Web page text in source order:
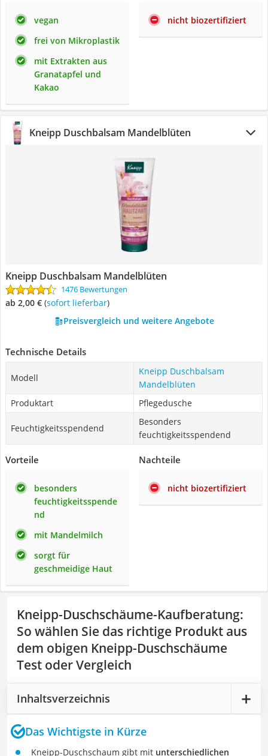
vegan
frei von Mikroplastik
mit Extrakten aus
Granatapfel und
Kakao
nicht biozertifiziert
Kneipp Duschbalsam Mandelblüten
Kneipp Duschbalsam Mandelblüten
1476 Bewertungen
ab 2,00 € ( Sofort lieferbar)
Preisvergleich und weitere Angebote
Technische Details
Modell
Kneipp Duschbalsam
Mandelblüten
Produktart
Pflegedusche
Feuchtigkeitsspendend
Besonders
feuchtigkeitsspendend
Vorteile
besonders
feuchtigkeitsspende
nd
mit Mandelmilch
sorgt für
geschmeidige Haut
Nachteile
nicht biozertifiziert
Kneipp-Duschschäume-Kaufberatung:
So wählen Sie das richtige Produkt aus
dem obigen Kneipp-Duschschäume
Test oder Vergleich
Inhaltsverzeichnis
Das Wichtigste in Kürze
Kneipp-Duschschaum gibt mit unterschiedlichen